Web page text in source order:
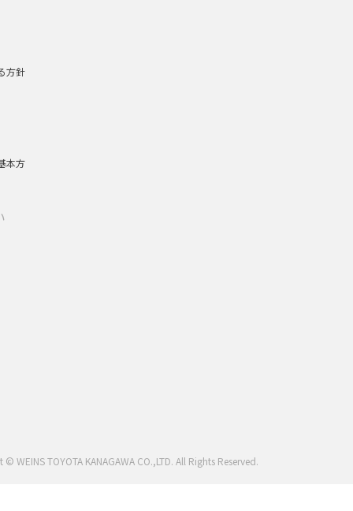
方針
本方
WEINS TOYOTA KANAGAWA CO.,LTD. All Rights Reserved.